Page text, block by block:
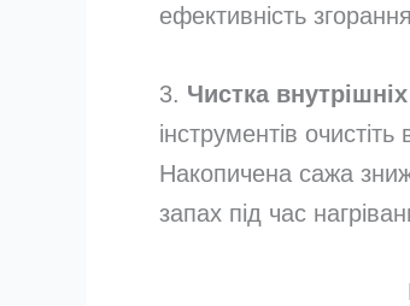
ефективність
3. Чистка
інструментів
Накопичена сажа
запах під час